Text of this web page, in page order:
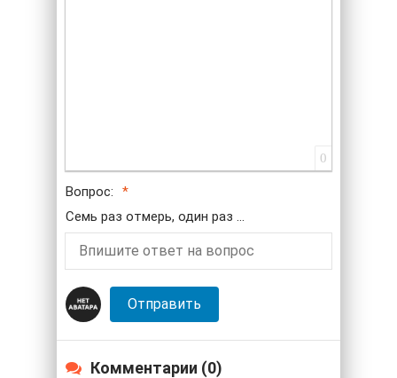
0
Вопрос:
Семь раз отмерь, один раз ...
Отправить
Комментарии (0)